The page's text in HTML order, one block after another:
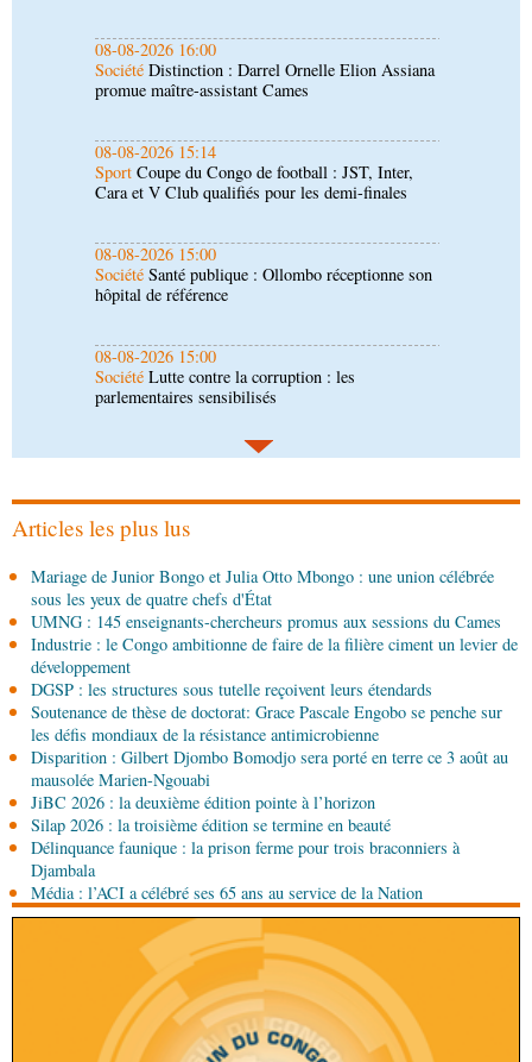
08-08-2026 15:14
SportCoupe du Congo de football : JST, Inter,
Cara et V Club qualifiés pour les demi-finales
08-08-2026 15:00
SociétéSanté publique : Ollombo réceptionne son
hôpital de référence
08-08-2026 15:00
Société Lutte contre la corruption : les
parlementaires sensibilisés
08-08-2026 14:30
Art-Culture-MédiaConcours de musique "Talents
+" : la liste des participants publiée
08-08-2026 01:25
l'utilisation d'un logiciel d'évaluation des
émissions
Afrique-Monde Congo-Mali : les deux pays
envisagent le renforcement de leur coopération
agricole
08-08-2026 01:13
ÉconomieMarché boursier : la Banque postale du
Congo officialise son entrée à la BVMAC
08-08-2026 01:00
SociétéAccélération du développement: la
République du Congo mise sur sa diaspora
PolitiqueDébat d’orientation budgétaire: le
gouvernement présente sa politique économique et
sociale 2027-2029 au Parlement
08-08-2026 00:30
SociétéAssainissement et développement local :
les Nations unies réitèrent leur soutien au Congo
Articles les plus lus
Mariage de Junior Bongo et Julia Otto Mbongo : une union célébrée
sous les yeux de quatre chefs d'État
UMNG : 145 enseignants-chercheurs promus aux sessions du Cames
Industrie : le Congo ambitionne de faire de la filière ciment un levier de
développement
DGSP : les structures sous tutelle reçoivent leurs étendards
Soutenance de thèse de doctorat: Grace Pascale Engobo se penche sur
les défis mondiaux de la résistance antimicrobienne
Disparition : Gilbert Djombo Bomodjo sera porté en terre ce 3 août au
mausolée Marien-Ngouabi
JiBC 2026 : la deuxième édition pointe à l’horizon
Silap 2026 : la troisième édition se termine en beauté
Délinquance faunique : la prison ferme pour trois braconniers à
Djambala
Média : l’ACI a célébré ses 65 ans au service de la Nation